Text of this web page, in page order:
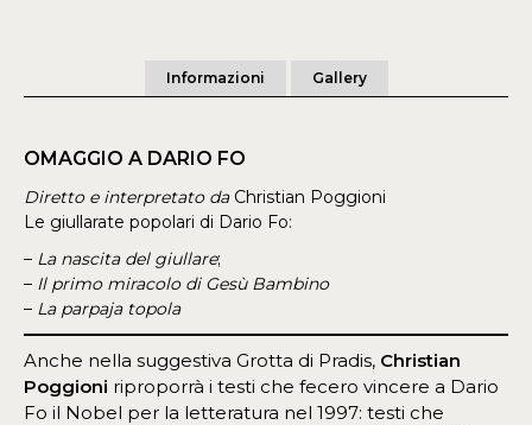
Informazioni Gallery
OMAGGIO A DARIO FO
Diretto e interpretato daChristian Poggioni
Le giullarate popolari di Dario Fo:
– La nascita del giullare;
– Il primo miracolo di Gesù Bambino
– La parpaja topola
Anche nella suggestiva Grotta di Pradis, Christian
Poggioni riproporrà i testi che fecero vincere a Dario
Fo il Nobel per la letteratura nel 1997: testi che